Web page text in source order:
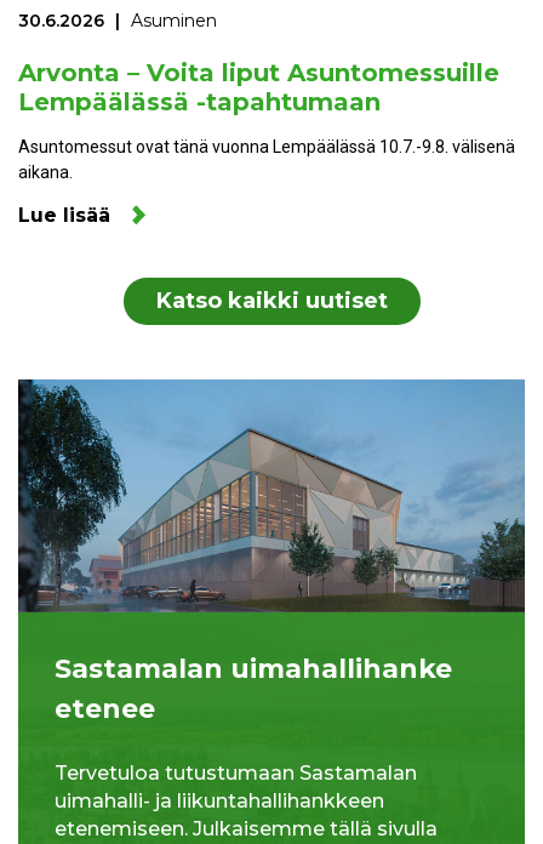
30.6.2026 Asuminen
Arvonta – Voita liput Asuntomessuille
Lempäälässä -tapahtumaan
Asuntomessut ovat tänä vuonna Lempäälässä 10.7.-9.8. välisenä
aikana.
Lue lisää
Katso kaikki uutiset
Sastamalan uimahallihanke
etenee
Tervetuloa tutustumaan Sastamalan
uimahalli- ja liikuntahallihankkeen
etenemiseen. Julkaisemme tällä sivulla